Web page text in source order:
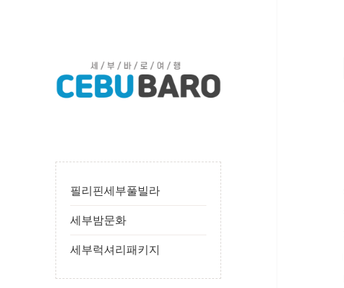
핀
세
부
풀
빌
라
필리핀세부풀빌라
세부밤문화
세부럭셔리패키지